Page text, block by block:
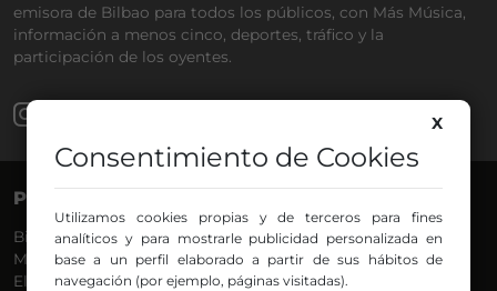
emisora de Bilbao para todos los públicos, con Más Música,
información a menos cinco, deportes, tráfico y la
participación de los oyentes.
PROGRAMAS
Bilbosport
Más Música
El Madrugador
Agurtzane
Belén Ollero
Dani
X
Consentimiento de Cookies
Utilizamos cookies propias y de terceros para fines
analíticos y para mostrarle publicidad personalizada en
base a un perfil elaborado a partir de sus hábitos de
navegación (por ejemplo, páginas visitadas).